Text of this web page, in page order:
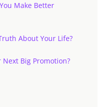
Make Better
About Your Life?
Big Promotion?